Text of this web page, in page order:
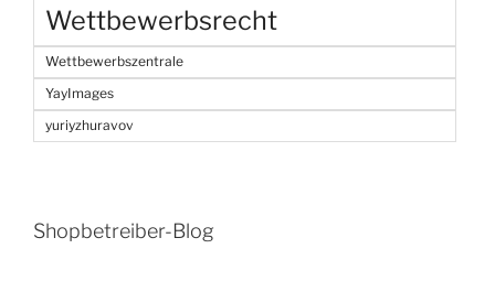
Wettbewerbsrecht
Wettbewerbszentrale
YayImages
yuriyzhuravov
Shopbetreiber-Blog